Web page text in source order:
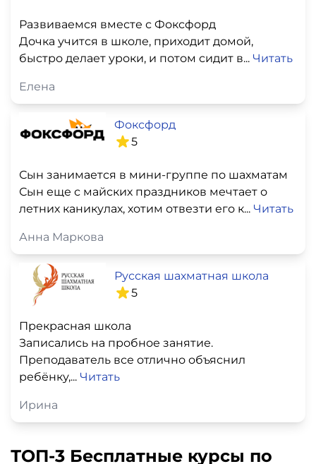
Развиваемся вместе с Фоксфорд
Дочка учится в школе, приходит домой,
быстро делает уроки, и потом сидит в... Читать
Елена
Фоксфорд
5
Сын занимается в мини-группе по шахматам
Сын еще с майских праздников мечтает о
летних каникулах, хотим отвезти его к... Читать
Анна Маркова
Русская шахматная школа
5
Прекрасная школа
Записались на пробное занятие.
Преподаватель все отлично объяснил
ребёнку,... Читать
Ирина
ТОП-3 Бесплатные курсы по